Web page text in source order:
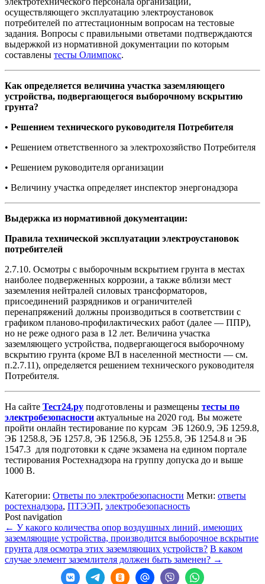
осуществляющего эксплуатацию электроустановок
потребителей по аттестационным вопросам на тестовые
задания. Вопросы с правильными ответами подтверждаются
выдержкой из нормативной документации по которым
составлены тесты Олимпокс.
Как определяется величина участка заземляющего
устройства, подвергающегося выборочному вскрытию
грунта?
• Решением технического руководителя Потребителя
• Решением ответственного за электрохозяйство Потребителя
• Решением руководителя организации
• Величину участка определяет инспектор энергонадзора
Выдержка из нормативной документации:
Правила технической эксплуатации электроустановок
потребителей
2.7.10. Осмотры с выборочным вскрытием грунта в местах
наиболее подверженных коррозии, а также вблизи мест
заземления нейтралей силовых трансформаторов,
присоединений разрядников и ограничителей
перенапряжений должны производиться в соответствии с
графиком планово-профилактических работ (далее — ППР),
но не реже одного раза в 12 лет. Величина участка
заземляющего устройства, подвергающегося выборочному
вскрытию грунта (кроме ВЛ в населенной местности — см.
п.2.7.11), определяется решением технического руководителя
Потребителя.
На сайте Тест24.ру подготовлены и размещены тесты по
электробезопасности актуальные на 2020 год. Вы можете
пройти онлайн тестирование по курсам ЭБ 1260.9, ЭБ 1259.8,
ЭБ 1258.8, ЭБ 1257.8, ЭБ 1256.8, ЭБ 1255.8, ЭБ 1254.8 и ЭБ
1547.3 для подготовки к сдаче экзамена на едином портале
тестирования Ростехнадзора на группу допуска до и выше
1000 В.
Категории: Ответы по электробезопасности Метки: ответы
ростехнадзора, ПТЭЭП, электробезопасность
Post navigation
← У какого количества опор воздушных линий, имеющих
заземляющие устройства, производится выборочное вскрытие
грунта для осмотра этих заземляющих устройств? В каком
случае элемент заземлителя должен быть заменен? →